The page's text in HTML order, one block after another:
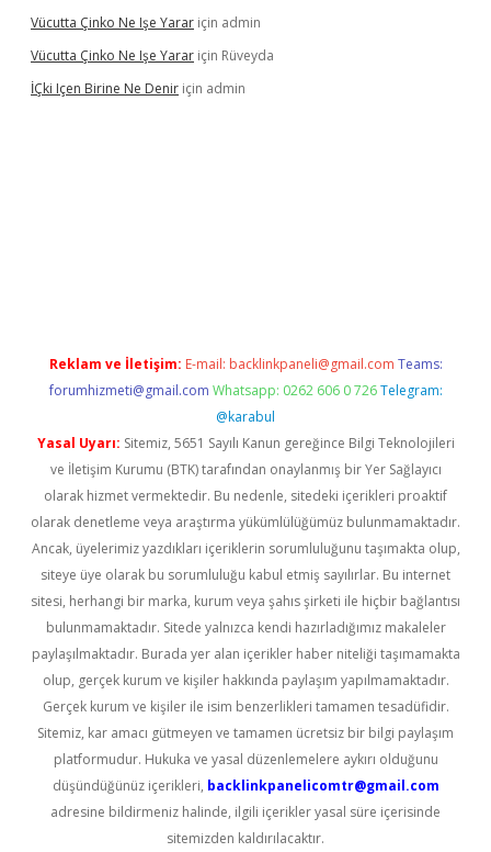
Vücutta Çinko Ne Işe Yarar için admin
Vücutta Çinko Ne Işe Yarar için Rüveyda
İÇki Içen Birine Ne Denir için admin
Reklam ve İletişim: E-mail: backlinkpaneli@gmail.com Teams:
forumhizmeti@gmail.com Whatsapp: 0262 606 0 726 Telegram:
@karabul
Yasal Uyarı: Sitemiz, 5651 Sayılı Kanun gereğince Bilgi Teknolojileri
ve İletişim Kurumu (BTK) tarafından onaylanmış bir Yer Sağlayıcı
olarak hizmet vermektedir. Bu nedenle, sitedeki içerikleri proaktif
olarak denetleme veya araştırma yükümlülüğümüz bulunmamaktadır.
Ancak, üyelerimiz yazdıkları içeriklerin sorumluluğunu taşımakta olup,
siteye üye olarak bu sorumluluğu kabul etmiş sayılırlar. Bu internet
sitesi, herhangi bir marka, kurum veya şahıs şirketi ile hiçbir bağlantısı
bulunmamaktadır. Sitede yalnızca kendi hazırladığımız makaleler
paylaşılmaktadır. Burada yer alan içerikler haber niteliği taşımamakta
olup, gerçek kurum ve kişiler hakkında paylaşım yapılmamaktadır.
Gerçek kurum ve kişiler ile isim benzerlikleri tamamen tesadüfidir.
Sitemiz, kar amacı gütmeyen ve tamamen ücretsiz bir bilgi paylaşım
platformudur. Hukuka ve yasal düzenlemelere aykırı olduğunu
düşündüğünüz içerikleri, backlinkpanelicomtr@gmail.com
adresine bildirmeniz halinde, ilgili içerikler yasal süre içerisinde
sitemizden kaldırılacaktır.